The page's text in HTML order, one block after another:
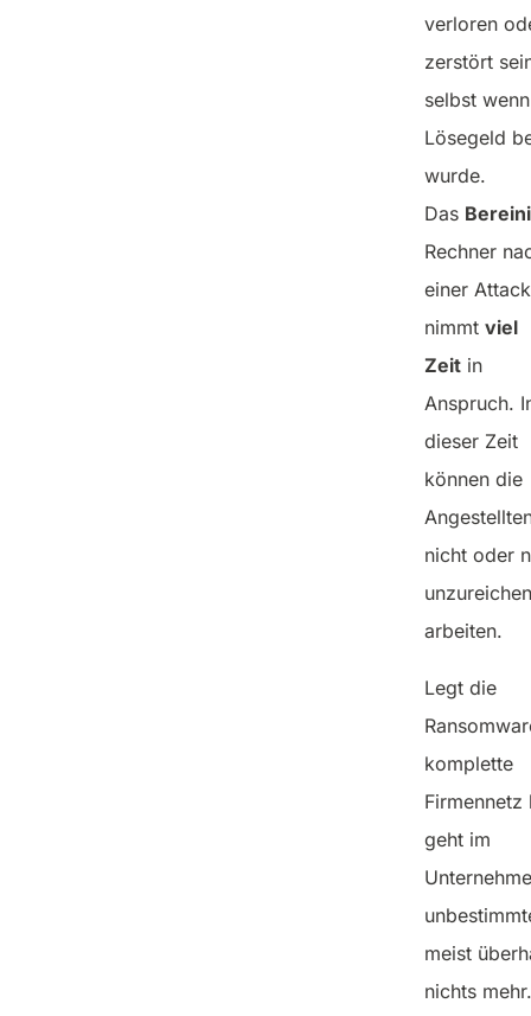
verloren
zerstört
selbst
Lösegeld
wurde.
Das
Rechner
einer
nimmt viel
Zeit in
Anspruch.
dieser Zeit
können die
nicht oder
arbeiten.
Legt die
komplette
Firmennetz
geht im
meist
nichts mehr.